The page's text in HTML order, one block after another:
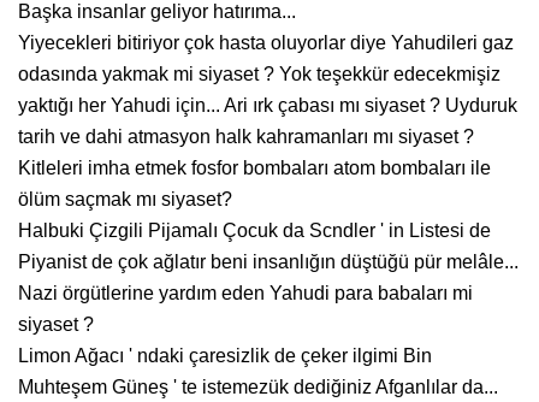
Başka insanlar geliyor hatırıma...
Yiyecekleri bitiriyor çok hasta oluyorlar diye Yahudileri gaz
odasında yakmak mi siyaset ? Yok teşekkür edecekmişiz
yaktığı her Yahudi için... Ari ırk çabası mı siyaset ? Uyduruk
tarih ve dahi atmasyon halk kahramanları mı siyaset ?
Kitleleri imha etmek fosfor bombaları atom bombaları ile
ölüm saçmak mı siyaset?
Halbuki Çizgili Pijamalı Çocuk da Scndler ' in Listesi de
Piyanist de çok ağlatır beni insanlığın düştüğü pür melâle...
Nazi örgütlerine yardım eden Yahudi para babaları mi
siyaset ?
Limon Ağacı ' ndaki çaresizlik de çeker ilgimi Bin
Muhteşem Güneş ' te istemezük dediğiniz Afganlılar da...